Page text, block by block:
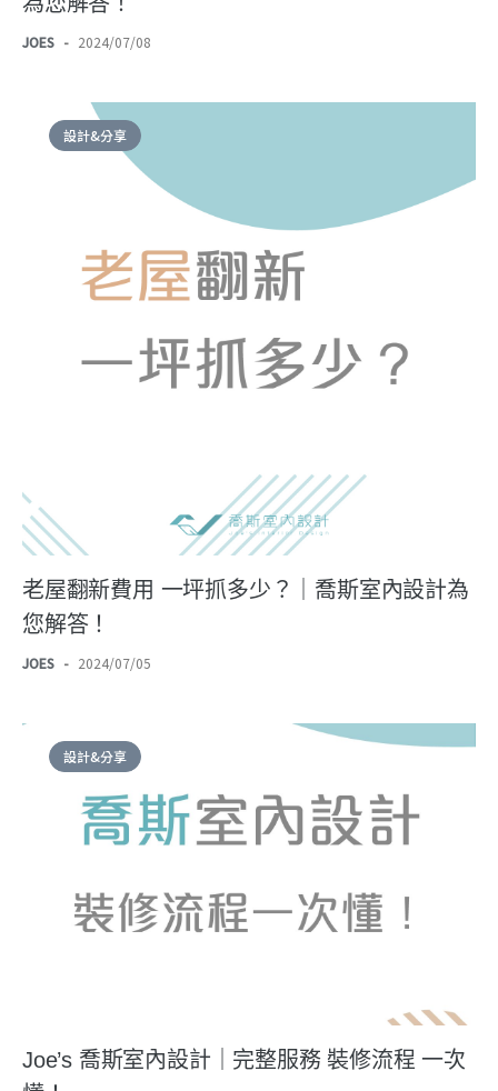
JOES - 2024/07/08
設計&分享
老屋翻新費用 一坪抓多少？｜喬斯室內設計為
您解答！
JOES - 2024/07/05
設計&分享
Joe’s 喬斯室內設計｜完整服務 裝修流程 一次